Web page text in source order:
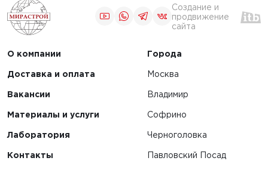
Создание и
продвижение
сайта
О компании
Доставка и оплата
Вакансии
Материалы и услуги
Лаборатория
Контакты
Города
Москва
Владимир
Софрино
Черноголовка
Павловский Посад